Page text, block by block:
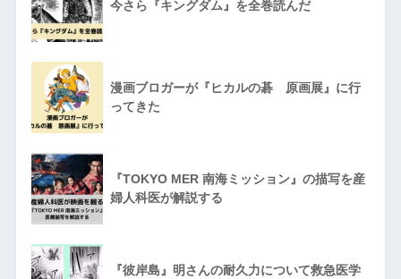
今さら『キングダム』を全巻読んだ
漫画ブロガーが『ヒカルの碁 原画展』に行
ってきた
『TOKYO MER 南海ミッション』の描写を産
婦人科医が解説する
『彼岸島』明さんの耐久力について救急医学